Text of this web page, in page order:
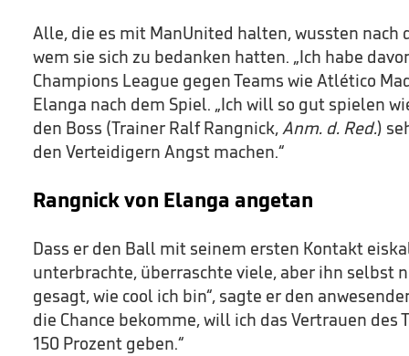
Alle, die es mit ManUnited halten, wussten nach
wem sie sich zu bedanken hatten. „Ich habe
Champions League gegen Teams wie Atlético
Elanga nach dem Spiel. „Ich will so gut spielen
den Boss (Trainer Ralf Rangnick,Anm. d. Red.)
den Verteidigern Angst machen.“
Rangnick von Elanga angetan
Dass er den Ball mit seinem ersten Kontakt
unterbrachte, überraschte viele, aber ihn selbst
gesagt, wie cool ich bin“, sagte er den
die Chance bekomme, will ich das Vertrauen des
150 Prozent geben.“